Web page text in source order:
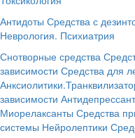
Антидоты Средства с
Неврология. Психиатрия
Снотворные средства
зависимости Средства для
зависимости
Миорелаксанты Средства
системы Нейролептики